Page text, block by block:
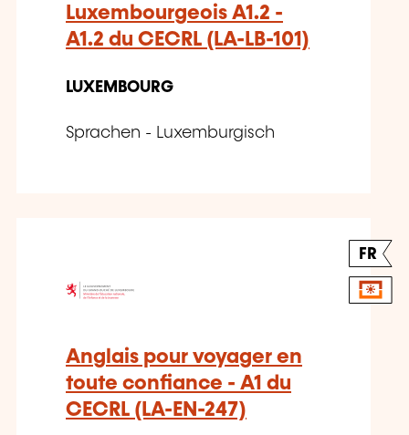
Luxembourgeois A1.2 -
A1.2 du CECRL (LA-LB-101)
LUXEMBOURG
Sprachen - Luxemburgisch
FR
Anglais pour voyager en
toute confiance - A1 du
CECRL (LA-EN-247)